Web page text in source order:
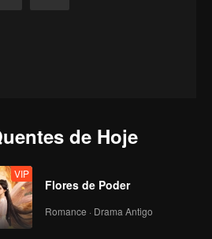
de Hoje
VIP
Flores de Poder
Romance · Drama Antigo